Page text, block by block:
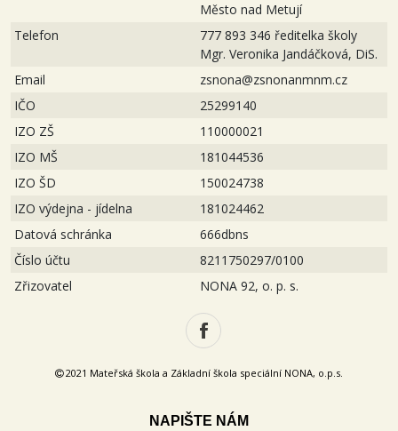
Město nad Metují
Telefon
777 893 346 ředitelka školy
Mgr. Veronika Jandáčková, DiS.
Email
zsnona@zsnonanmnm.cz
IČO
25299140
IZO ZŠ
110000021
IZO MŠ
181044536
IZO ŠD
150024738
IZO výdejna - jídelna
181024462
Datová schránka
666dbns
Číslo účtu
8211750297/0100
Zřizovatel
NONA 92, o. p. s.
2021 Mateřská škola a Základní škola speciální NONA, o.p.s.
NAPIŠTE NÁM